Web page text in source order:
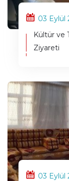
03 Eylül
Kültür ve
Ziyareti
03 Eylül